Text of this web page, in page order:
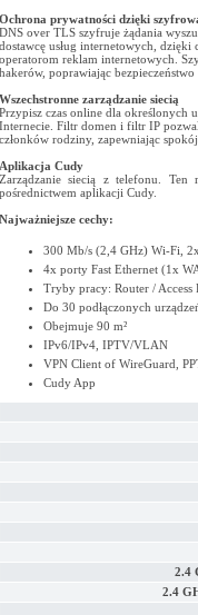
Ochrona prywatności dzięki
DNS over TLS szyfruje żądania
dostawcę usług internetowych,
operatorom reklam internetowych.
hakerów, poprawiając
Wszechstronne zarządzanie siecią
Przypisz czas online dla określonych
Internecie. Filtr domen i filtr IP
członków rodziny, zapewniając
Aplikacja Cudy
Zarządzanie siecią z telefonu. Ten
pośrednictwem aplikacji Cudy.
Najważniejsze cechy:
300 Mb/s (2,4 GHz) Wi-Fi,
4x porty Fast Ethernet (1x
Tryby pracy: Router / Access
Do 30 podłączonych
Obejmuje 90 m²
IPv6/IPv4, IPTV/VLAN
VPN Client of WireGuard,
Cudy App
2.4
2.4